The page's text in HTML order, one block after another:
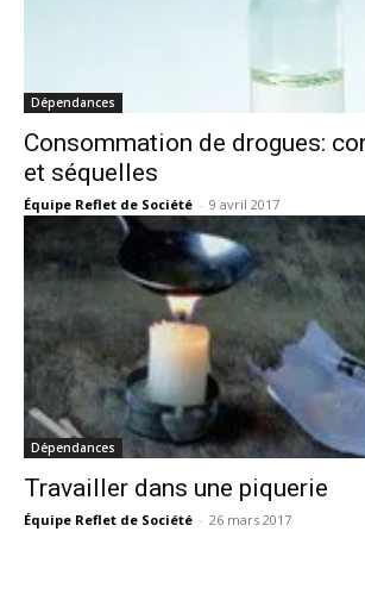
Dépendances
Consommation de drogues:
et séquelles
Équipe Reflet de Société - 9 avril 2017
Dépendances
Travailler dans une piquerie
Équipe Reflet de Société - 26 mars 2017